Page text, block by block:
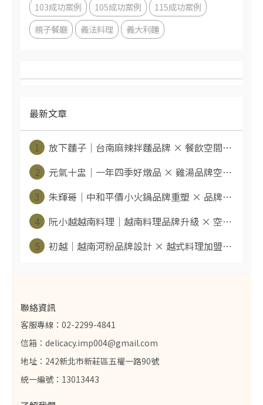
103成功案例
105成功案例
115成功案例
親子餐廳
義法料理 義大利麵
最新文章
1
放下麵子｜台南麻辣拌麵品牌 × 餐飲空間⋯
2
元氣十盅｜一年四季好燉品 × 雞湯品牌空⋯
3
朱輝哥｜中和平價小火鍋品牌重塑 × 品牌⋯
4
阮小越越南料理｜越南料理品牌升級 × 空⋯
5
初越｜越南河粉品牌設計 × 越式料理加盟⋯
聯絡資訊
客服專線：02-2299-4841
信箱：delicacy.imp004@gmail.com
地址：242新北市新莊區五權一路90號
統一編號：13013443